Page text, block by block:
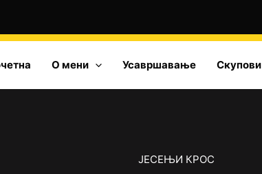
О мени Усавршавање Скупови
ЈЕСЕЊИ КРОС